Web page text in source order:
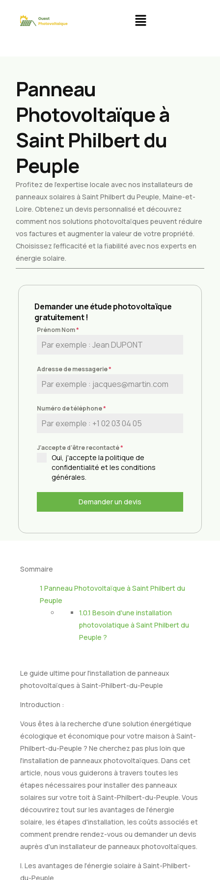
Panneau
Photovoltaïque à
Saint Philbert du
Peuple
Profitez de l’expertise locale avec nos installateurs de
panneaux solaires à Saint Philbert du Peuple, Maine-et-
Loire. Obtenez un devis personnalisé et découvrez
comment nos solutions photovoltaïques peuvent réduire
vos factures et augmenter la valeur de votre propriété.
Choisissez l’efficacité et la fiabilité avec nos experts en
énergie solaire.
Demander une étude photovoltaïque
gratuitement !
Prénom Nom*
Adresse de messagerie*
Numéro de téléphone*
J'accepte d'être recontacté*
Oui, j'accepte la politique de
confidentialité et les conditions
générales.
Demander un devis
Sommaire
1 Panneau Photovoltaïque à Saint Philbert du
Peuple
1.0.1 Besoin d'une installation
photovolatique à Saint Philbert du
Peuple ?
Le guide ultime pour l'installation de panneaux
photovoltaïques à Saint-Philbert-du-Peuple
Introduction :
Vous êtes à la recherche d'une solution énergétique
écologique et économique pour votre maison à Saint-
Philbert-du-Peuple ? Ne cherchez pas plus loin que
l'installation de panneaux photovoltaïques. Dans cet
article, nous vous guiderons à travers toutes les
étapes nécessaires pour installer des panneaux
solaires sur votre toit à Saint-Philbert-du-Peuple. Vous
découvrirez tout sur les avantages de l'énergie
solaire, les étapes d'installation, les coûts associés et
comment prendre rendez-vous ou demander un devis
auprès d'un installateur de panneaux photovoltaïques.
I. Les avantages de l'énergie solaire à Saint-Philbert-
du-Peuple